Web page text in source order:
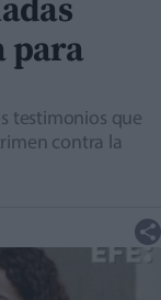
para
testimonios que
contra la